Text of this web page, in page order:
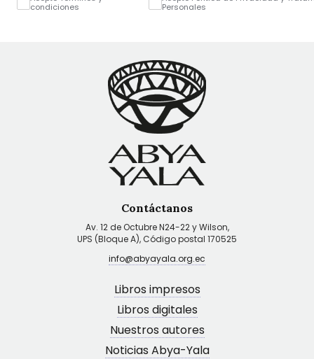
condiciones
Personales
Contáctanos
Av. 12 de Octubre N24-22 y Wilson,
UPS (Bloque A), Código postal 170525
info@abyayala.org.ec
Libros impresos
Libros digitales
Nuestros autores
Noticias Abya-Yala